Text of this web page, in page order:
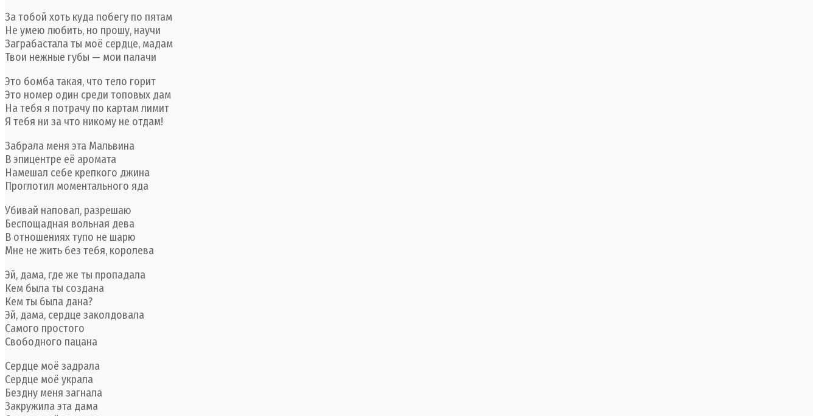
За тобой хоть куда побегу по пятам
Не умею любить, но прошу, научи
Заграбастала ты моё сердце, мадам
Твои нежные губы — мои палачи
Это бомба такая, что тело горит
Это номер один среди топовых дам
На тебя я потрачу по картам лимит
Я тебя ни за что никому не отдам!
Забрала меня эта Мальвина
В эпицентре её аромата
Намешал себе крепкого джина
Проглотил моментального яда
Убивай наповал, разрешаю
Беспощадная вольная дева
В отношениях тупо не шарю
Мне не жить без тебя, королева
Эй, дама, где же ты пропадала
Кем была ты создана
Кем ты была дана?
Эй, дама, сердце заколдовала
Самого простого
Свободного пацана
Сердце моё задрала
Сердце моё украла
Бездну меня загнала
Закружила эта дама